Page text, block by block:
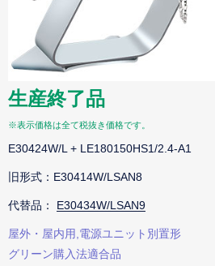
生産終了品
※表示価格は全て税抜き価格です。
E30424W/L + LE180150HS1/2.4-A1
旧形式：E30414W/LSAN8
代替品： E30434W/LSAN9
屋外・屋内用,電源ユニット別置形
グリーン購入法適合品